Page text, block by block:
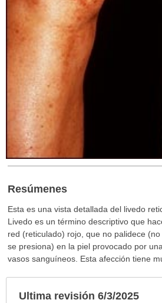
Resúmenes
Esta es una vista detallada del livedo
Livedo es un término descriptivo que
red (reticulado) rojo, que no palidece
se presiona) en la piel provocado por
vasos sanguíneos. Esta afección tiene
Ultima revisión 6/3/2025